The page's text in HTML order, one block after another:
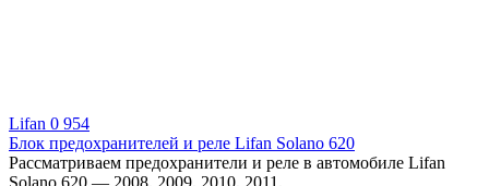
Lifan 0 954
Блок предохранителей и реле Lifan Solano 620
Рассматриваем предохранители и реле в автомобиле Lifan
Solano 620 — 2008, 2009, 2010, 2011,